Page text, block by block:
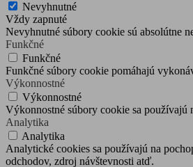
Nevyhnutné
Vždy zapnuté
Nevyhnutné súbory cookie sú absolútne
Funkčné
Funkčné
Funkčné súbory cookie pomáhajú
Výkonnostné
Výkonnostné
Výkonnostné súbory cookie sa
Analytika
Analytika
Analytické cookies sa používajú na
odchodov, zdroj návštevnosti atď.